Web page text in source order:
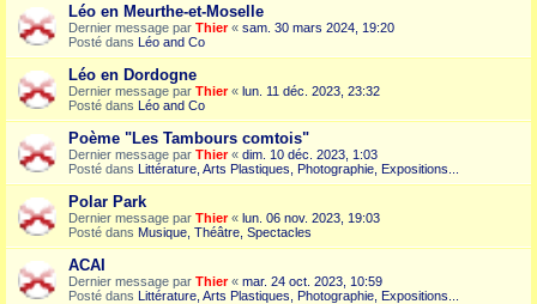
Léo en Meurthe-et-Moselle
Dernier message par Thier« sam. 30 mars 2024, 19:20
Posté dans Léo and Co
Léo en Dordogne
Dernier message par Thier« lun. 11 déc. 2023, 23:32
Posté dans Léo and Co
Poème "Les Tambours comtois"
Dernier message par Thier« dim. 10 déc. 2023, 1:03
Posté dans Littérature, Arts Plastiques, Photographie, Expositions...
Polar Park
Dernier message par Thier« lun. 06 nov. 2023, 19:03
Posté dans Musique, Théâtre, Spectacles
ACAI
Dernier message par Thier« mar. 24 oct. 2023, 10:59
Posté dans Littérature, Arts Plastiques, Photographie, Expositions...